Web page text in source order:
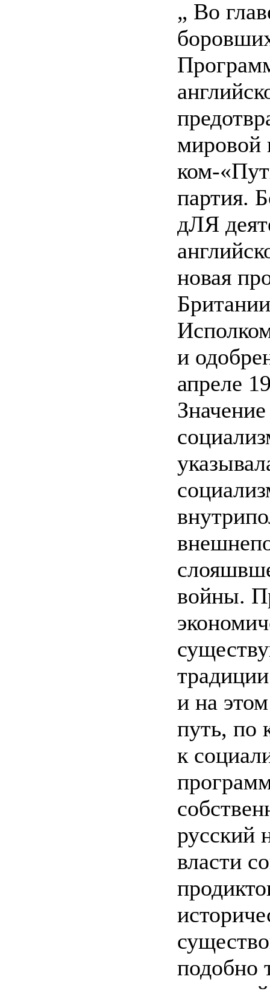
„ Во
мировой
ком-
партия.
дЛЯ
новая
и
апреле
войны.
и на
путь, по
к
русский
власти
подобно